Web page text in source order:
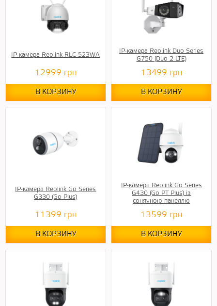
IP-камера Reolink RLC-523WA
12999 грн
В КОРЗИНУ
IP-камера Reolink Duo Series
G750 (Duo 2 LTE)
13499 грн
В КОРЗИНУ
IP-камера Reolink Go Series
G330 (Go Plus)
11399 грн
В КОРЗИНУ
IP-камера Reolink Go Series
G430 (Go PT Plus) із
сонячною панеллю
13599 грн
В КОРЗИНУ